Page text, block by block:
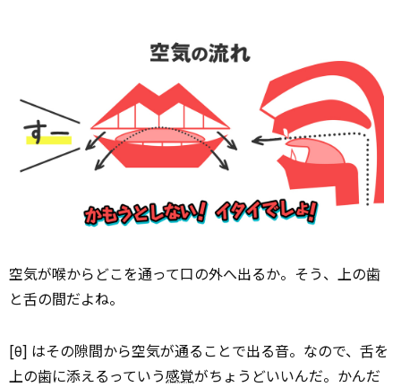
空気が喉からどこを通って口の外へ出るか。そう、上の歯
と舌の間だよね。
[θ] はその隙間から空気が通ることで出る音。なので、舌を
上の歯に添えるっていう感覚がちょうどいいんだ。かんだ